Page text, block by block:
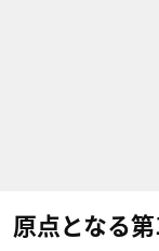
原点となる